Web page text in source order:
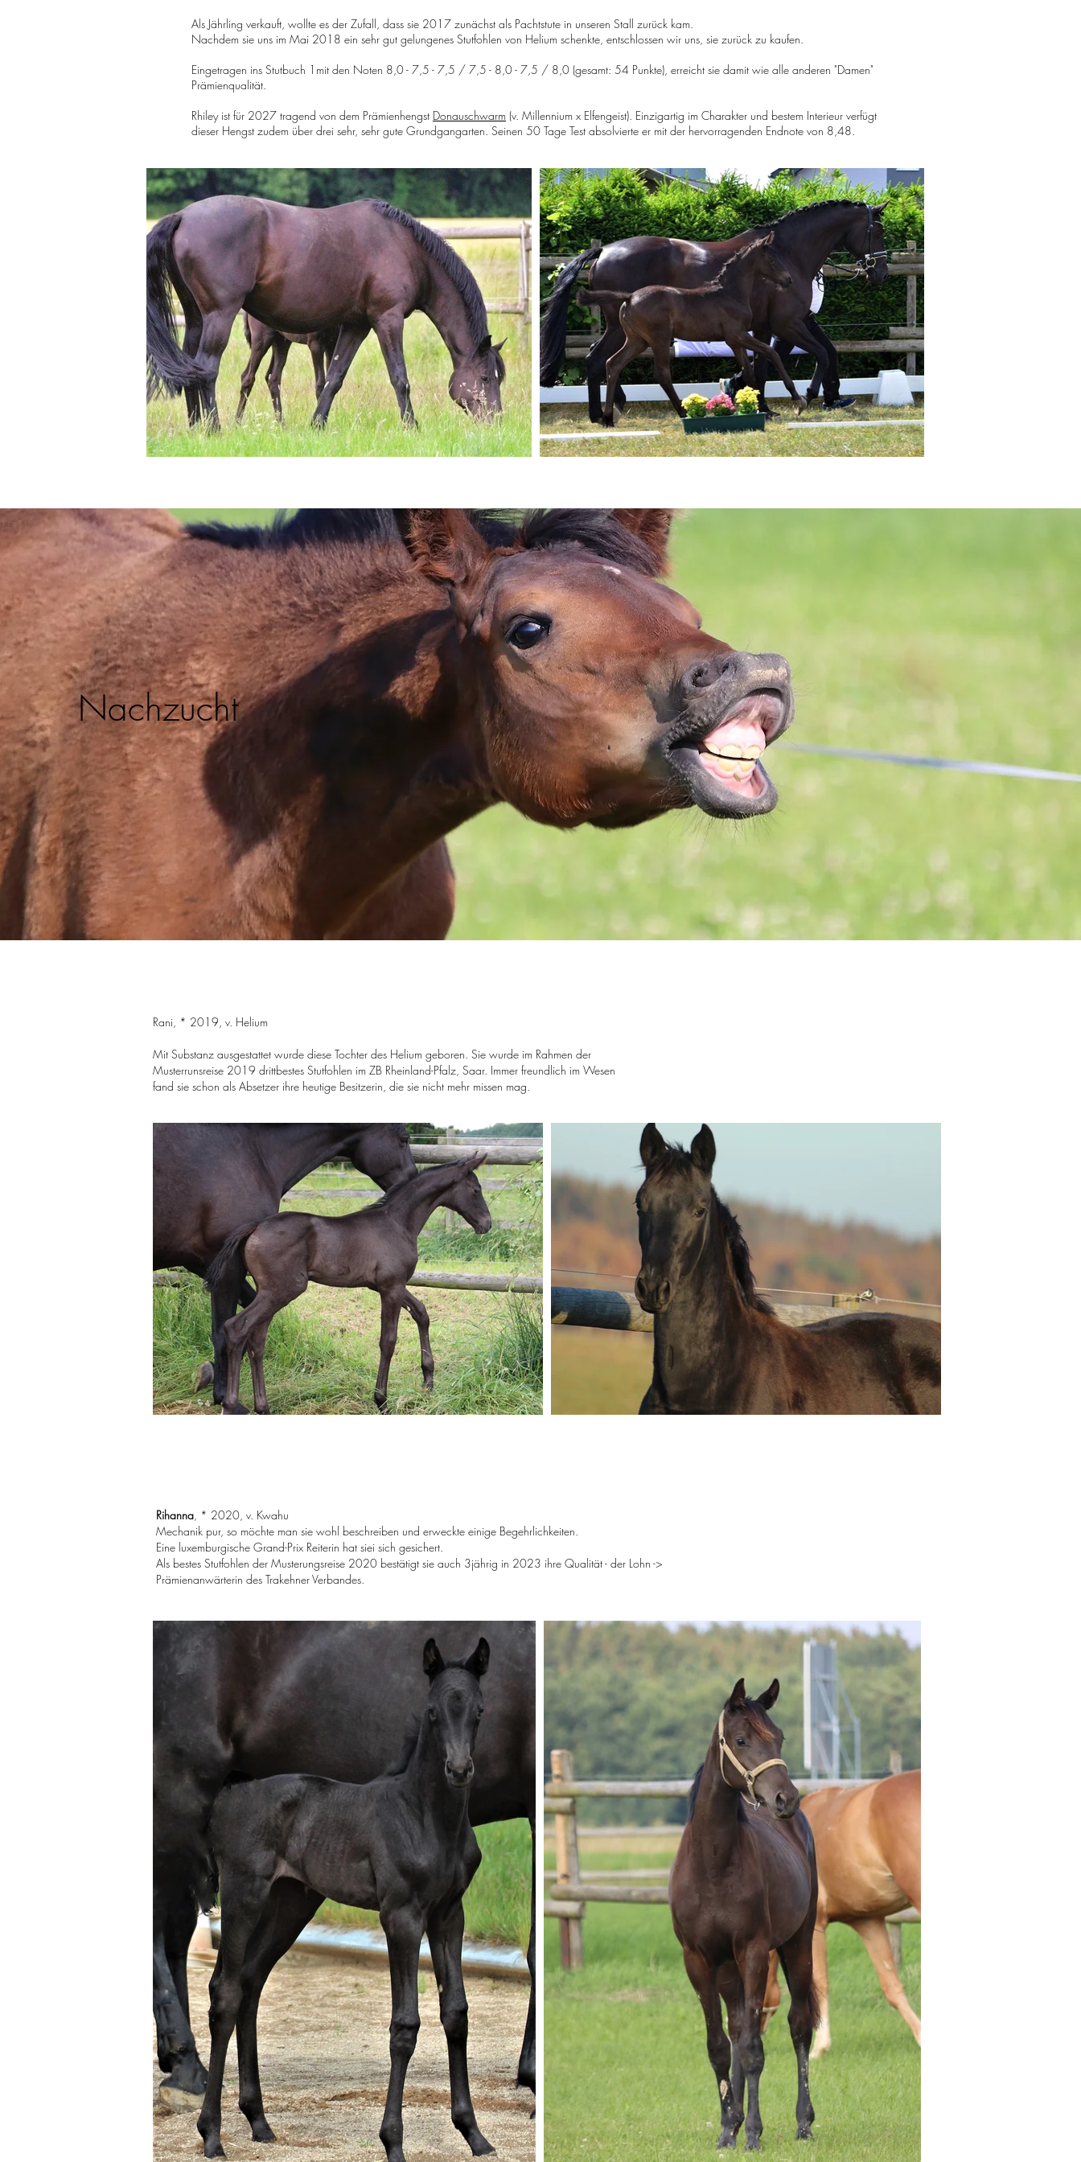
Als Jährling verkauft, wollte es der Zufall, dass sie 2017 zunächst als Pachtstute in unseren Stall zurück kam.
Nachdem sie uns im Mai 2018 ein sehr gut gelungenes Stutfohlen von Helium schenkte, entschlossen wir uns, sie zurück zu kaufen.
Eingetragen ins Stutbuch 1mit den Noten 8,0 - 7,5 - 7,5 / 7,5 - 8,0 - 7,5 / 8,0 (gesamt: 54 Punkte), erreicht sie damit wie alle anderen "Damen"
Prämienqualität.
Rhiley ist für 2027 tragend von dem Prämienhengst Donauschwarm (v. Millennium x Elfengeist). Einzigartig im Charakter und bestem Interieur verfügt
dieser Hengst zudem über drei sehr, sehr gute Grundgangarten. Seinen 50 Tage Test absolvierte er mit der hervorragenden Endnote von 8,48.
Nachzucht
Rani, * 2019, v. Helium
Mit Substanz ausgestattet wurde diese Tochter des Helium geboren. Sie wurde im Rahmen der
Musterrunsreise 2019 drittbestes Stutfohlen im ZB Rheinland-Pfalz, Saar. Immer freundlich im Wesen
fand sie schon als Absetzer ihre heutige Besitzerin, die sie nicht mehr missen mag.
Rihanna , * 2020, v. Kwahu
Mechanik pur, so möchte man sie wohl beschreiben und erweckte einige Begehrlichkeiten.
Eine luxemburgische Grand-Prix Reiterin hat siei sich gesichert.
Als bestes Stutfohlen der Musterungsreise 2020 bestätigt sie auch 3jährig in 2023 ihre Qualität - der Lohn ->
Prämienanwärterin des Trakehner Verbandes.